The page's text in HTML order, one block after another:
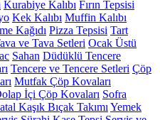
Kurabiye Kalıbı Fırın Tepsisi
Kek Kalıbı Muffin Kalıbı
Kağıdı Pizza Tepsisi Tart
ve Tava Setleri Ocak Üstü
Sahan Düdüklü Tencere
Tencere ve Tencere Setleri Çöp
Mutfak Çöp Kovaları
İçi Çöp Kovaları Sofra
Kaşık Bıçak Takımı Yemek